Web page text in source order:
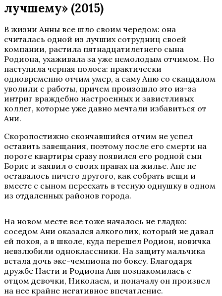
лучшему» (2015)
В жизни Анны все шло своим чередом: она
считалась одной из лучших сотрудниц своей
компании, растила пятнадцатилетнего сына
Родиона, ухаживала за уже немолодым отчимом. Но
наступила черная полоса: практически
одновременно отчим умер, а саму Аню со скандалом
уволили с работы, причем произошло это из-за
интриг враждебно настроенных и завистливых
коллег, которые уже давно мечтали избавиться от
Ани.
Скоропостижно скончавшийся отчим не успел
оставить завещания, поэтому после его смерти на
пороге квартиры сразу появился его родной сын
Борис и заявил о своих правах на жилье. Ане не
оставалось ничего другого, как собрать вещи и
вместе с сыном переехать в тесную однушку в одном
из отдаленных районов города.
На новом месте все тоже началось не гладко:
соседом Ани оказался алкоголик, который не давал
ей покоя, а в школе, куда перешел Родион, новичка
невзлюбили одноклассники. На защиту мальчика
встала дочь экс-чемпиона по боксу. Благодаря
дружбе Насти и Родиона Аня познакомилась с
отцом девочки, Николаем, и поначалу он произвел
на нее крайне негативное впечатление.